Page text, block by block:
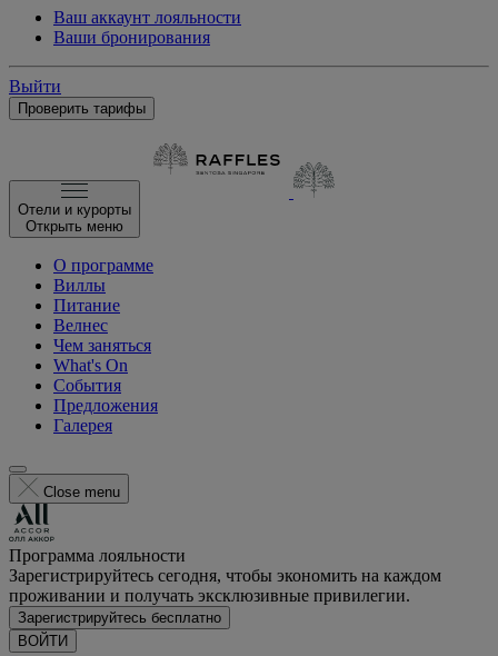
Ваш аккаунт лояльности
Ваши бронирования
Выйти
Проверить тарифы
Отели и курорты
Открыть меню
О программе
Виллы
Питание
Велнес
Чем заняться
What's On
События
Предложения
Галерея
Close menu
Программа лояльности
Зарегистрируйтесь сегодня, чтобы экономить на каждом
проживании и получать эксклюзивные привилегии.
Зарегистрируйтесь бесплатно
ВОЙТИ